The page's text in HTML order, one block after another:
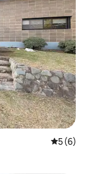
レビュー
5 (6)